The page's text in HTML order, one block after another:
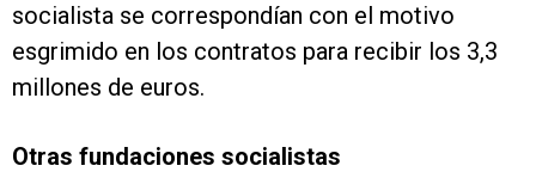
socialista se correspondían con el motivo
esgrimido en los contratos para recibir los 3,3
millones de euros.
Otras fundaciones socialistas